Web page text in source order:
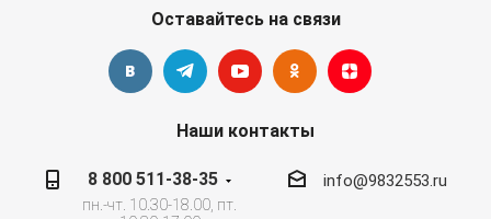
Оставайтесь на связи
Наши контакты
8 800 511-38-35
пн.-чт. 10.30-18.00, пт.
info@9832553.ru